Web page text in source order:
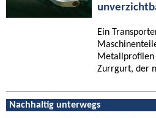
Ein
Zurrgurt, der
Nachhaltig unterwegs